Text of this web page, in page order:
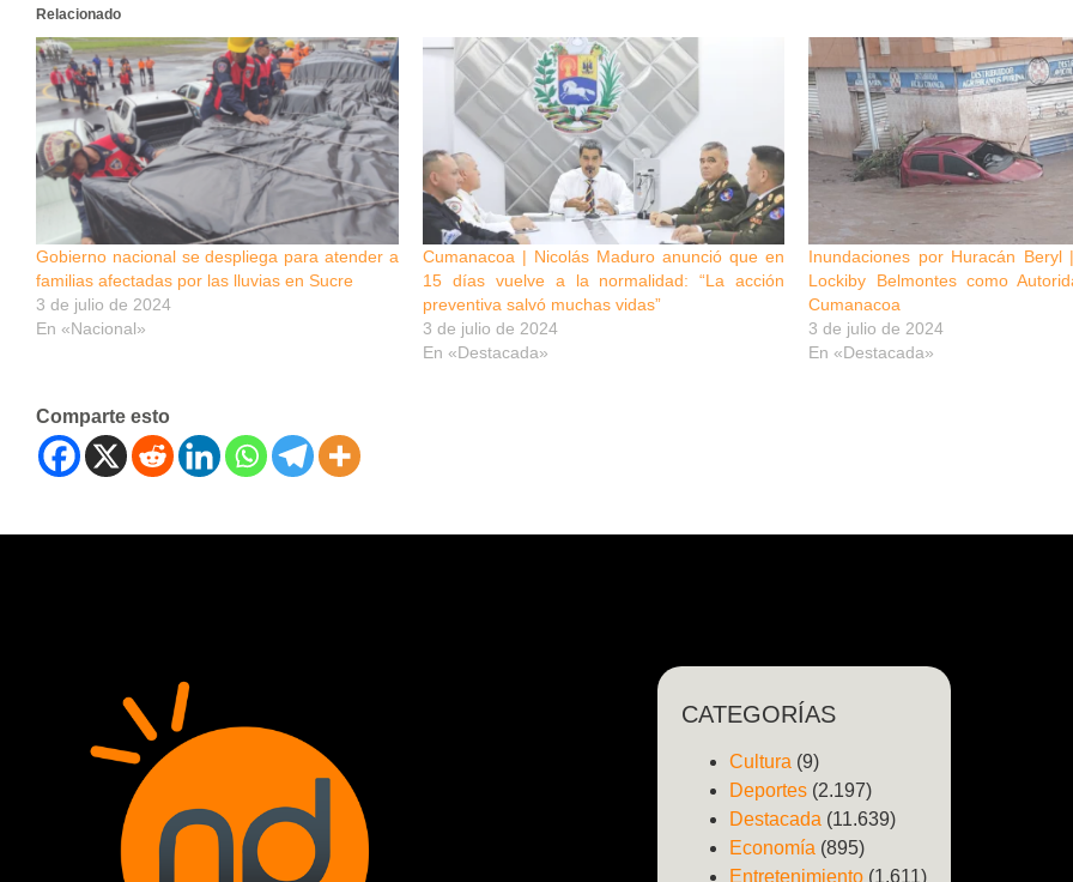
Relacionado
Gobierno nacional se despliega para atender a
familias afectadas por las lluvias en Sucre
3 de julio de 2024
En «Nacional»
Cumanacoa | Nicolás Maduro anunció que en
15 días vuelve a la normalidad: “La acción
preventiva salvó muchas vidas”
3 de julio de 2024
En «Destacada»
Inundaciones por Huracán Beryl
Lockiby Belmontes como
Cumanacoa
3 de julio de 2024
En «Destacada»
Comparte esto
CATEGORÍAS
Cultura (9)
Deportes (2.197)
Destacada (11.639)
Economía (895)
Entretenimiento (1.611)